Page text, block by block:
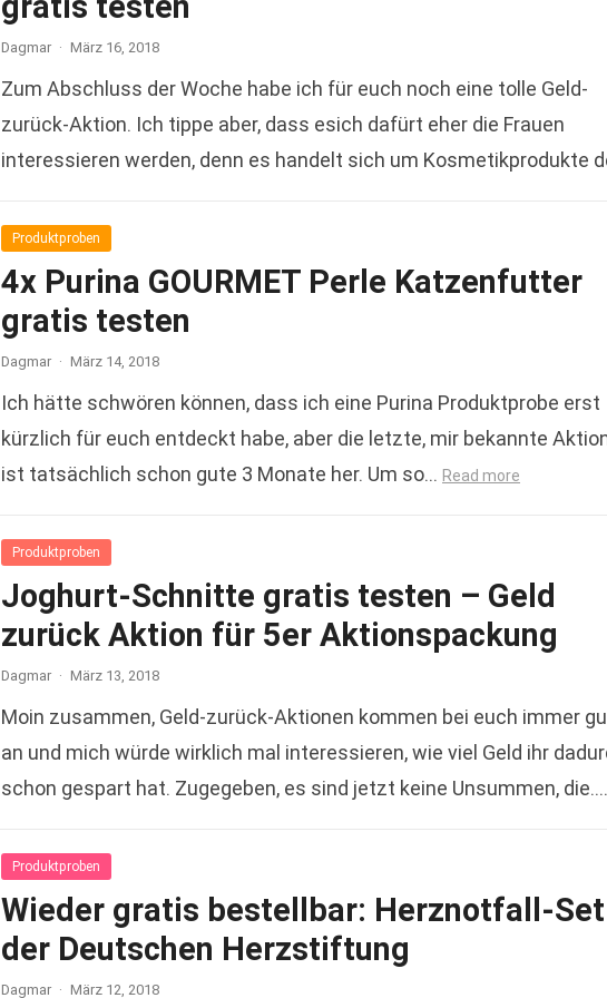
Dagmar · März 16, 2018
Zum Abschluss der Woche habe ich für euch noch eine tolle Geld-
zurück-Aktion. Ich tippe aber, dass esich dafürt eher die Frauen
interessieren werden, denn es handelt sich um Kosmetikprodukte
Produktproben
4x Purina GOURMET Perle Katzenfutter
gratis testen
Dagmar · März 14, 2018
Ich hätte schwören können, dass ich eine Purina Produktprobe erst
kürzlich für euch entdeckt habe, aber die letzte, mir bekannte
ist tatsächlich schon gute 3 Monate her. Um so… Read more
Produktproben
Joghurt-Schnitte gratis testen – Geld
zurück Aktion für 5er Aktionspackung
Dagmar · März 13, 2018
Moin zusammen, Geld-zurück-Aktionen kommen bei euch immer
an und mich würde wirklich mal interessieren, wie viel Geld ihr
schon gespart hat. Zugegeben, es sind jetzt keine Unsummen, die…
Produktproben
Wieder gratis bestellbar: Herznotfall-Set
der Deutschen Herzstiftung
Dagmar · März 12, 2018